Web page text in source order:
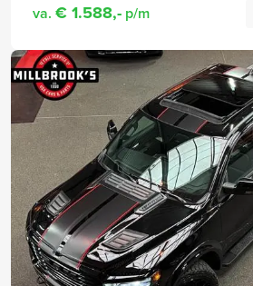
va. € 1.588,- p/m